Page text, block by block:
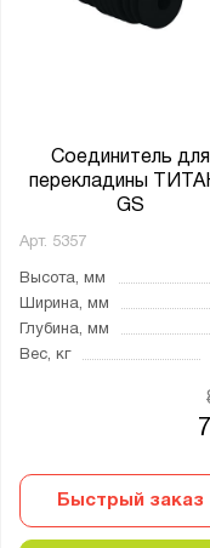
Соединитель для
перекладины
GS
Арт. 5357
Высота, мм
Ширина, мм
Глубина, мм
Вес, кг
Быстрый заказ
графит
Страна
Россия
ПАКС-
Промет
Серия:
GS